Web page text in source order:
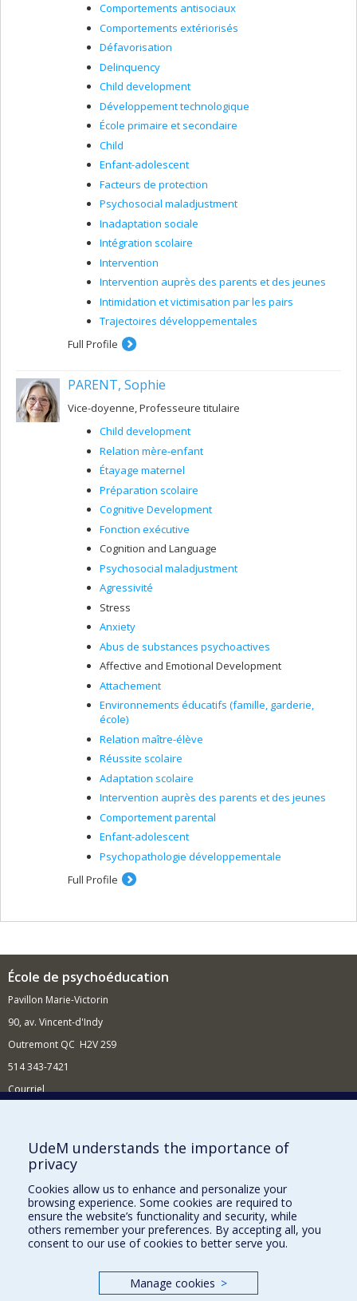
Comportements antisociaux
Comportements extériorisés
Défavorisation
Delinquency
Child development
Développement technologique
École primaire et secondaire
Child
Enfant-adolescent
Facteurs de protection
Psychosocial maladjustment
Inadaptation sociale
Intégration scolaire
Intervention
Intervention auprès des parents et des jeunes
Intimidation et victimisation par les pairs
Trajectoires développementales
Full Profile
PARENT, Sophie
Vice-doyenne, Professeure titulaire
Child development
Relation mère-enfant
Étayage maternel
Préparation scolaire
Cognitive Development
Fonction exécutive
Cognition and Language
Psychosocial maladjustment
Agressivité
Stress
Anxiety
Abus de substances psychoactives
Affective and Emotional Development
Attachement
Environnements éducatifs (famille, garderie,
école)
Relation maître-élève
Réussite scolaire
Adaptation scolaire
Intervention auprès des parents et des jeunes
Comportement parental
Enfant-adolescent
Psychopathologie développementale
Full Profile
École de psychoéducation
Pavillon Marie-Victorin
90, av. Vincent-d'Indy
Outremont QC H2V 2S9
514 343-7421
Courriel
Comment soutenir l'École?
BESOIN D'AIDE?
Plan du site
Signaler une erreur
Accessibilité
Nos départements et écoles
UdeM understands the importance of
privacy
Cookies allow us to enhance and personalize your
browsing experience. Some cookies are required to
ensure the website’s functionality and security, while
others remember your preferences. By accepting all, you
consent to our use of cookies to better serve you.
Manage cookies >